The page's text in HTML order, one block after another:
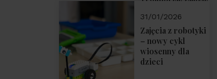
31/01/2026
Zajęcia z robotyki
– nowy cykl
wiosenny dla
dzieci